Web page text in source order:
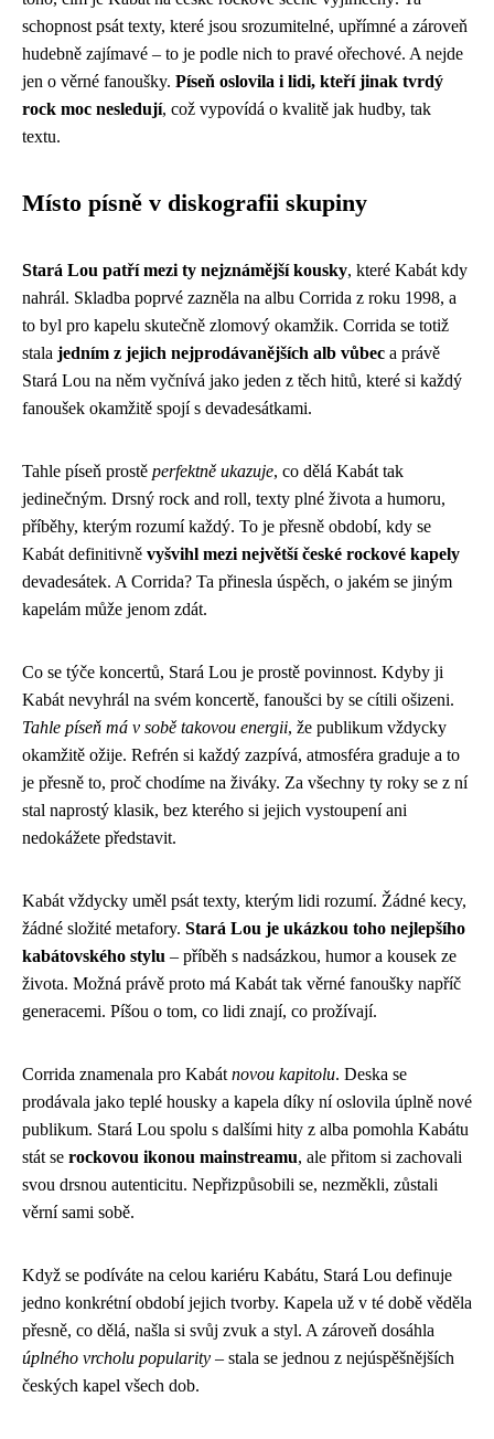
schopnost psát texty, které jsou srozumitelné, upřímné a zároveň
hudebně zajímavé – to je podle nich to pravé ořechové. A nejde
jen o věrné fanoušky. Píseň oslovila i lidi, kteří jinak tvrdý
rock moc nesledují, což vypovídá o kvalitě jak hudby, tak
textu.
Místo písně v diskografii skupiny
Stará Lou patří mezi ty nejznámější kousky, které Kabát kdy
nahrál. Skladba poprvé zazněla na albu Corrida z roku 1998, a
to byl pro kapelu skutečně zlomový okamžik. Corrida se totiž
stala jedním z jejich nejprodávanějších alb vůbec a právě
Stará Lou na něm vyčnívá jako jeden z těch hitů, které si každý
fanoušek okamžitě spojí s devadesátkami.
Tahle píseň prostě perfektně ukazuje, co dělá Kabát tak
jedinečným. Drsný rock and roll, texty plné života a humoru,
příběhy, kterým rozumí každý. To je přesně období, kdy se
Kabát definitivně vyšvihl mezi největší české rockové kapely
devadesátek. A Corrida? Ta přinesla úspěch, o jakém se jiným
kapelám může jenom zdát.
Co se týče koncertů, Stará Lou je prostě povinnost. Kdyby ji
Kabát nevyhrál na svém koncertě, fanoušci by se cítili ošizeni.
Tahle píseň má v sobě takovou energii, že publikum vždycky
okamžitě ožije. Refrén si každý zazpívá, atmosféra graduje a to
je přesně to, proč chodíme na živáky. Za všechny ty roky se z ní
stal naprostý klasik, bez kterého si jejich vystoupení ani
nedokážete představit.
Kabát vždycky uměl psát texty, kterým lidi rozumí. Žádné kecy,
žádné složité metafory. Stará Lou je ukázkou toho nejlepšího
kabátovského stylu – příběh s nadsázkou, humor a kousek ze
života. Možná právě proto má Kabát tak věrné fanoušky napříč
generacemi. Píšou o tom, co lidi znají, co prožívají.
Corrida znamenala pro Kabát novou kapitolu. Deska se
prodávala jako teplé housky a kapela díky ní oslovila úplně nové
publikum. Stará Lou spolu s dalšími hity z alba pomohla Kabátu
stát se rockovou ikonou mainstreamu, ale přitom si zachovali
svou drsnou autenticitu. Nepřizpůsobili se, nezměkli, zůstali
věrní sami sobě.
Když se podíváte na celou kariéru Kabátu, Stará Lou definuje
jedno konkrétní období jejich tvorby. Kapela už v té době věděla
přesně, co dělá, našla si svůj zvuk a styl. A zároveň dosáhla
úplného vrcholu popularity – stala se jednou z nejúspěšnějších
českých kapel všech dob.